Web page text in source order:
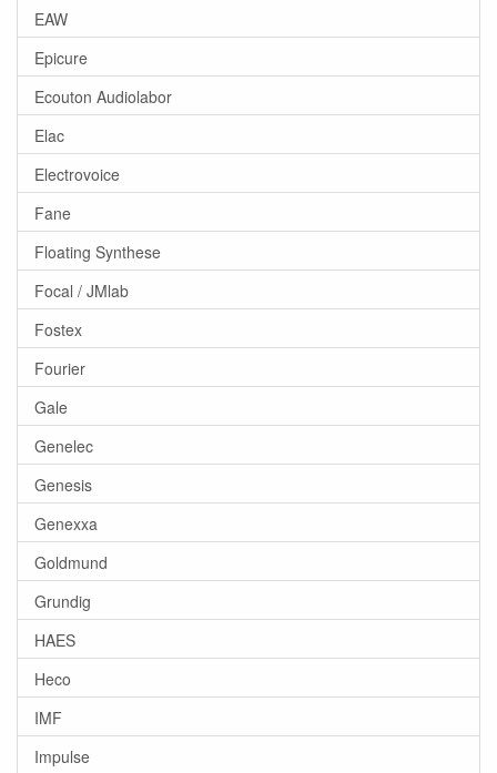
EAW
Epicure
Ecouton Audiolabor
Elac
Electrovoice
Fane
Floating Synthese
Focal / JMlab
Fostex
Fourier
Gale
Genelec
Genesis
Genexxa
Goldmund
Grundig
HAES
Heco
IMF
Impulse